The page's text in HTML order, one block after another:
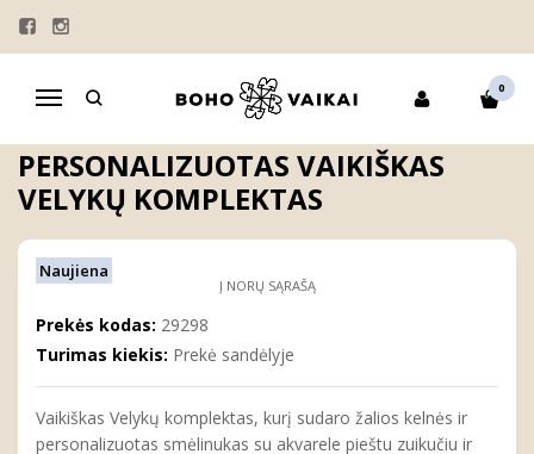
Navigacija
0
Pagrindinis
VELYKŲ DRABUŽIŲ KOMPLEKTAI
MAMOS DIENOS MARŠKINĖLIAI VAIKAMS
Personalizuotas vaikiškas Velykų komplektas
PERSONALIZUOTAS VAIKIŠKAS
VELYKŲ KOMPLEKTAS
Naujiena
Į NORŲ SĄRAŠĄ
Prekės kodas: 29298
Turimas kiekis: Prekė sandėlyje
Vaikiškas Velykų komplektas, kurį sudaro žalios kelnės ir
personalizuotas smėlinukas su akvarele pieštu zuikučiu ir